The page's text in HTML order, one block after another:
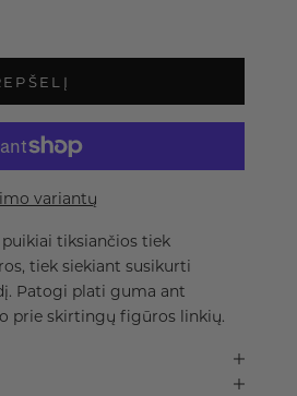
variantų
tiksiančios tiek
tiek siekiant susikurti
Patogi plati guma ant
prie skirtingų figūros linkių.